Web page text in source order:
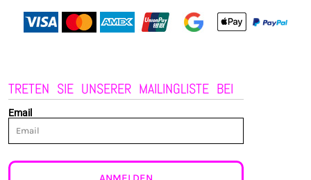
TRETEN SIE UNSERER MAILINGLISTE BEI
Email